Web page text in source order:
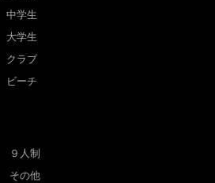
中学生
大学生
クラブ
ビーチ
９人制
その他